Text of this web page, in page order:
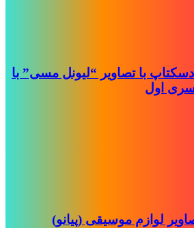
با تصاویر “لیونل مسی” با